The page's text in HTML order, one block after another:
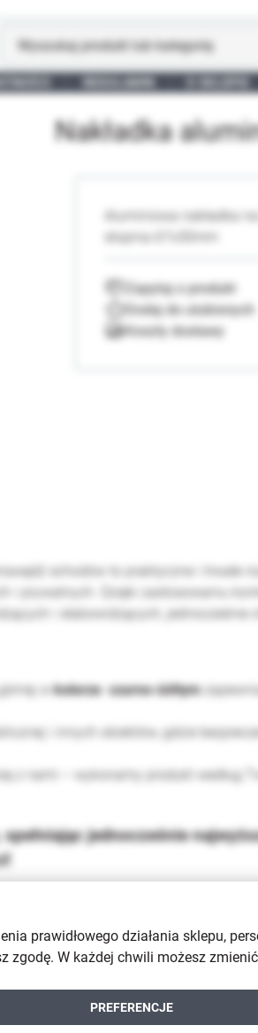
Nakładka
Aluminiowa nakładka
stopnia 67x30mm
Zapytaj o produkt
Koszty dostawy
schodów to praktyczne i trwałe
i prywatnych. Dzięki zastosowaniu
i słabowidzących, jednocześnie
w kolorze czarno-żółtym
i innych obiektów, gdzie
z nami – wykonamy produkt według
jednocześnie
prawidłowego działania sklepu,
W każdej chwili możesz
PREFERENCJE